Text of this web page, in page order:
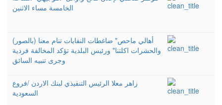
الخامسة مساء الاثنين
(بالصور) أهالي ماحص" ضاغطات النفايات تنام معنا
والحشرات اكلتنا" ورئيس البلدية تؤكد المخالفة فردية
وجرى تنبيه السائق
زاهر معلا الرئيس التنفيذي لبنك الاردن /فروع
السعودية